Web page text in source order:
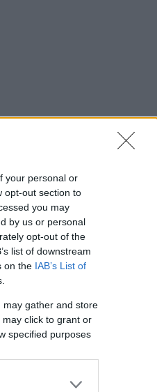
your personal or
opt-out section to
you may
by us or personal
opt-out of the
list of downstream
on the IAB’s List of
may gather and store
click to grant or
specified purposes